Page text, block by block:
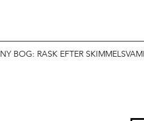
NY BOG: RASK EFTER